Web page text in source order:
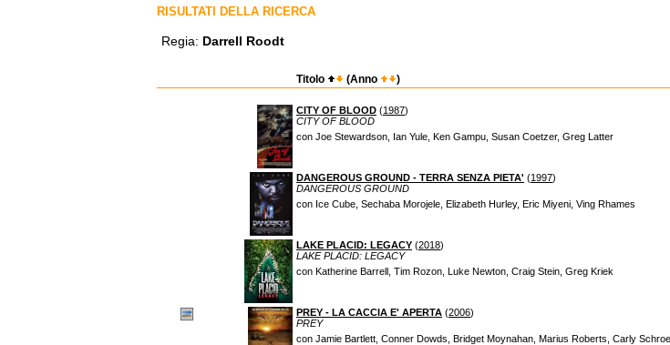
RISULTATI DELLA RICERCA
Regia: Darrell Roodt
Titolo (Anno )
CITY OF BLOOD (1987)
CITY OF BLOOD
con Joe Stewardson, Ian Yule, Ken Gampu, Susan Coetzer, Greg Latter
DANGEROUS GROUND - TERRA SENZA PIETA' (1997)
DANGEROUS GROUND
con Ice Cube, Sechaba Morojele, Elizabeth Hurley, Eric Miyeni, Ving Rhames
LAKE PLACID: LEGACY (2018)
LAKE PLACID: LEGACY
con Katherine Barrell, Tim Rozon, Luke Newton, Craig Stein, Greg Kriek
PREY - LA CACCIA E' APERTA (2006)
PREY
con Jamie Bartlett, Conner Dowds, Bridget Moynahan, Marius Roberts, Carly